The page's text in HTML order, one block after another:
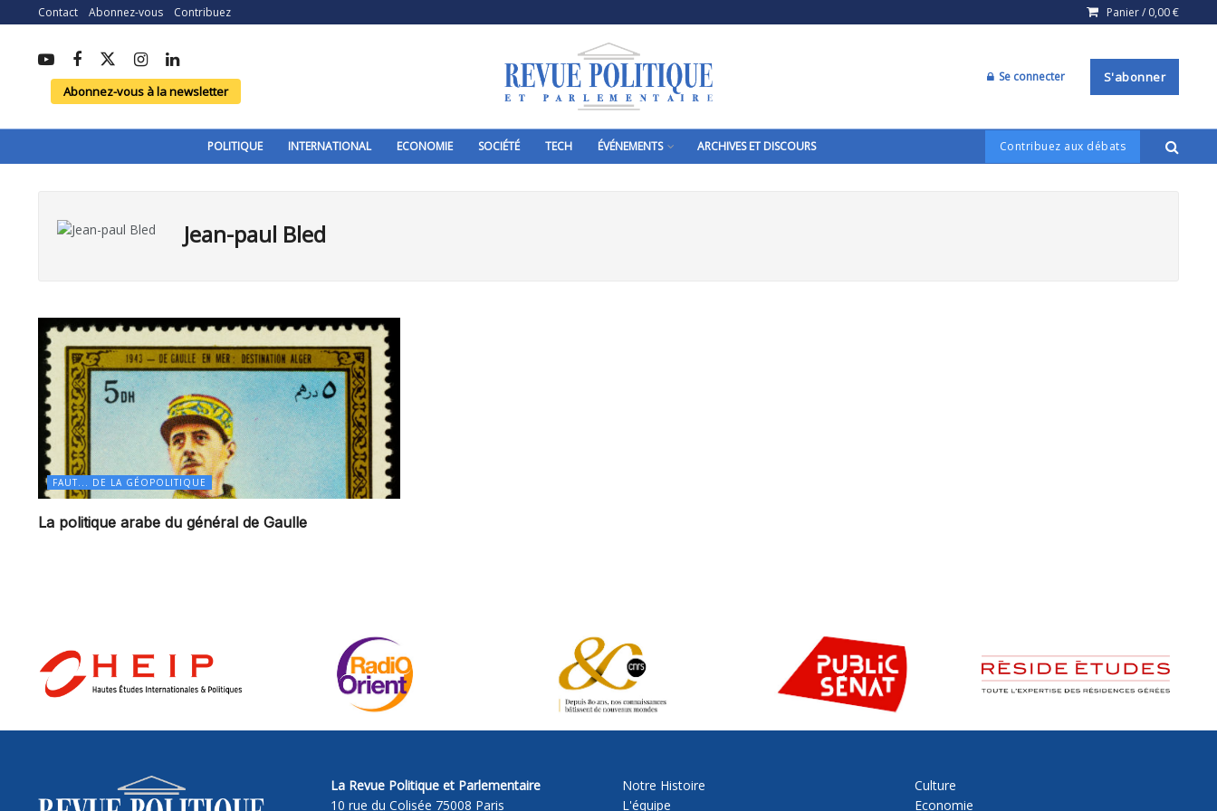
Contact Abonnez-vous Contribuez Panier / 0,00€
Abonnez-vous à la newsletter
Se connecter S'abonner
POLITIQUE INTERNATIONAL ECONOMIE SOCIÉTÉ TECH ÉVÉNEMENTS ARCHIVES ET DISCOURS Contribuez aux débats
Jean-paul Bled
FAUT... DE LA GÉOPOLITIQUE
La politique arabe du général de Gaulle
La Revue Politique et Parlementaire
10 rue du Colisée 75008 Paris
Notre Histoire
L'équipe
Culture
Economie